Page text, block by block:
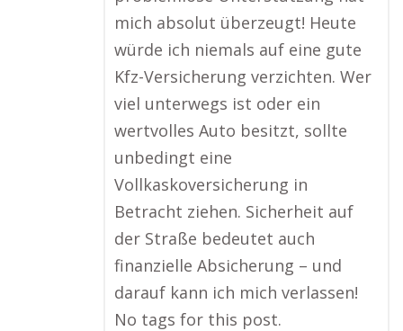
mich absolut überzeugt! Heute
würde ich niemals auf eine gute
Kfz-Versicherung verzichten. Wer
viel unterwegs ist oder ein
wertvolles Auto besitzt, sollte
unbedingt eine
Vollkaskoversicherung in
Betracht ziehen. Sicherheit auf
der Straße bedeutet auch
finanzielle Absicherung – und
darauf kann ich mich verlassen!
No tags for this post.